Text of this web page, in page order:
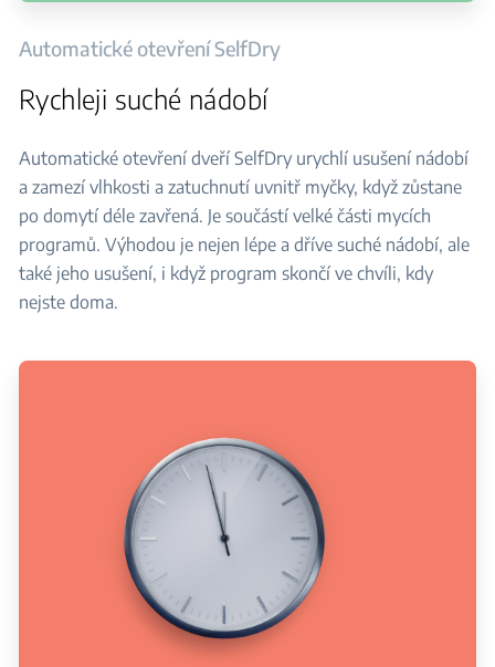
Automatické otevření SelfDry
Rychleji suché nádobí
Automatické otevření dveří SelfDry urychlí usušení nádobí
a zamezí vlhkosti a zatuchnutí uvnitř myčky, když zůstane
po domytí déle zavřená. Je součástí velké části mycích
programů. Výhodou je nejen lépe a dříve suché nádobí, ale
také jeho usušení, i když program skončí ve chvíli, kdy
nejste doma.